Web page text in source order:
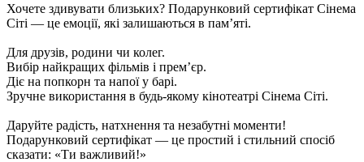
Хочете здивувати близьких? Подарунковий сертифікат Сінема
Сіті — це емоції, які залишаються в пам’яті.
Для друзів, родини чи колег.
Вибір найкращих фільмів і прем’єр.
Діє на попкорн та напої у барі.
Зручне використання в будь-якому кінотеатрі Сінема Сіті.
Даруйте радість, натхнення та незабутні моменти!
Подарунковий сертифікат — це простий і стильний спосіб
сказати: «Ти важливий!»